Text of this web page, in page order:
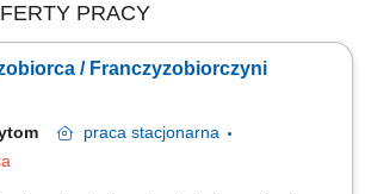
PRACY
/ Franczyzobiorczyni
praca stacjonarna